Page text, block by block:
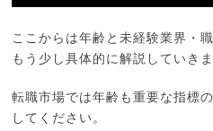
ここからは年齢と未経験業界・
もう少し具体的に解説していきま
転職市場では年齢も重要な指標
してください。